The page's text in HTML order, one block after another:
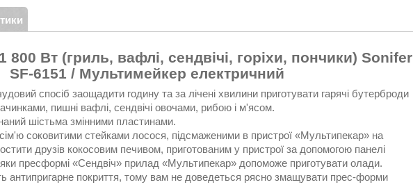
800 Вт (гриль, вафлі, сендвічі, горіхи, пончики) Sonifer
SF-6151 / Мультимейкер електричний
спосіб заощадити годину та за лічені хвилини приготувати гарячі бутерброди
пишні вафлі, сендвічі овочами, рибою і м'ясом.
шістьма змінними пластинами.
соковитими стейками лосося, підсмаженими в пристрої «Мультипекар» на
друзів кокосовим печивом, приготованим у пристрої за допомогою панелі
пресформі «Сендвіч» прилад «Мультипекар» допоможе приготувати олади.
антипригарне покриття, тому вам не доведеться рясно змащувати прес-форми